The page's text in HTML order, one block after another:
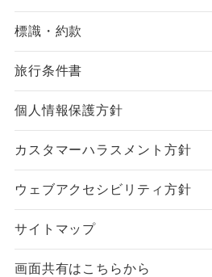
標識・約款
旅行条件書
個人情報保護方針
カスタマーハラスメント方針
ウェブアクセシビリティ方針
サイトマップ
画面共有はこちらから